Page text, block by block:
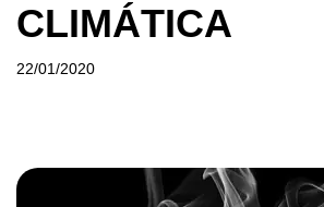
CLIMÁTICA
22/01/2020